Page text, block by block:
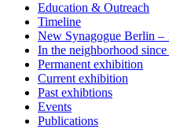
Education & Outreach
Timeline
New Synagogue Berlin –
In the neighborhood
Permanent exhibition
Current exhibition
Past exhibtions
Events
Publications